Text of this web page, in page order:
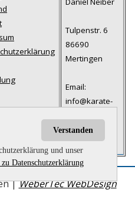
Verstanden
und unser
Datenschutzerklärung
Tulpenstr. 6
86690
Mertingen
Email:
info@karate-
Tel.: +49 9078
/ 800 865
|WeberTec WebDesign